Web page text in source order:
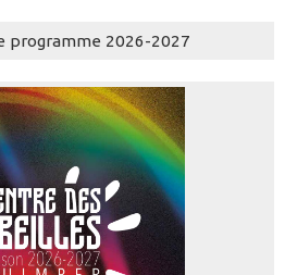
programme 2026-2027